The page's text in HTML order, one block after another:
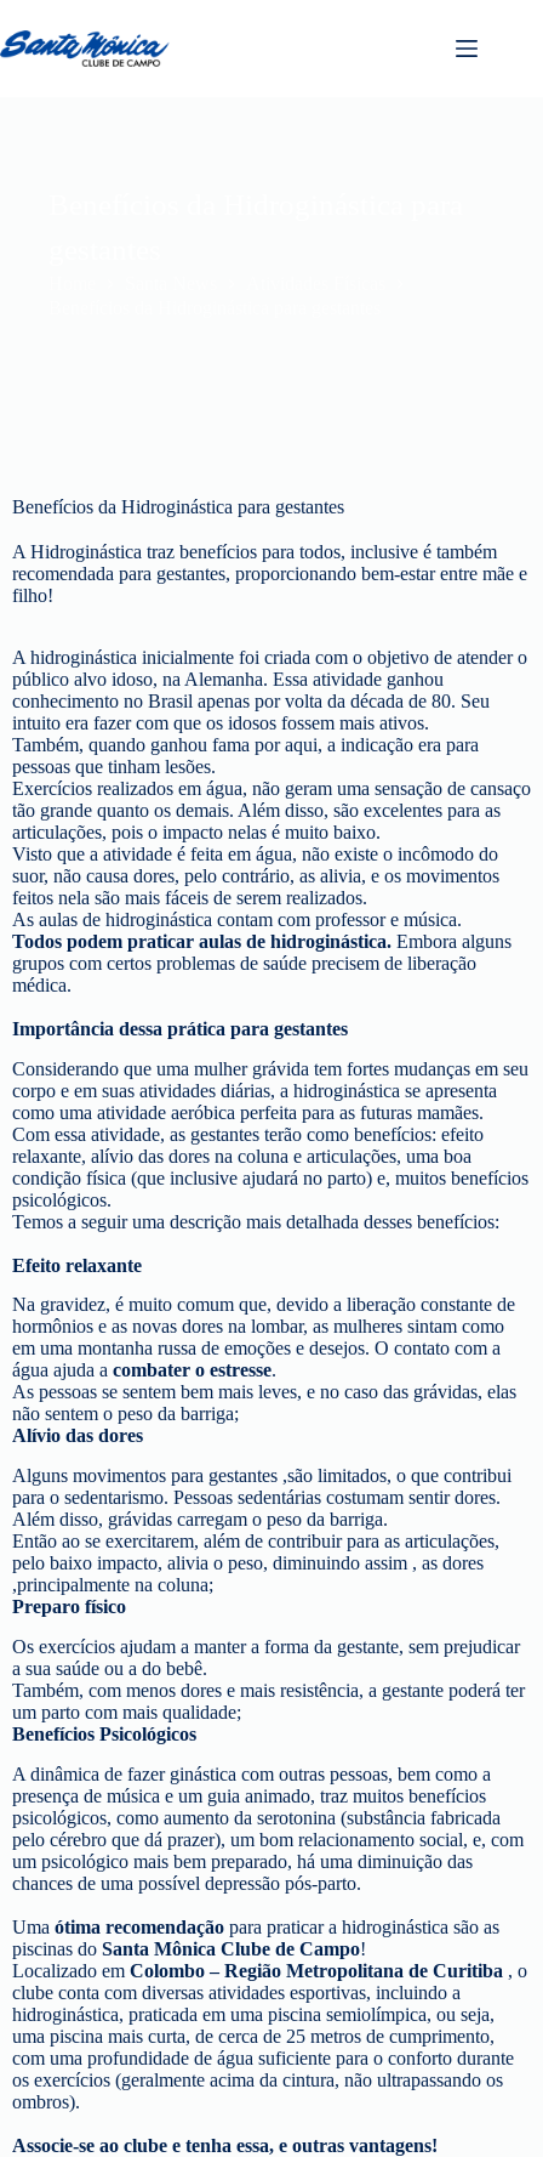
Benefícios da Hidroginástica para gestantes
A Hidroginástica traz benefícios para todos, inclusive é também
recomendada para gestantes, proporcionando bem-estar entre mãe e
filho!
A hidroginástica inicialmente foi criada com o objetivo de atender o
público alvo idoso, na Alemanha. Essa atividade ganhou
conhecimento no Brasil apenas por volta da década de 80. Seu
intuito era fazer com que os idosos fossem mais ativos.
Também, quando ganhou fama por aqui, a indicação era para
pessoas que tinham lesões.
Exercícios realizados em água, não geram uma sensação de cansaço
tão grande quanto os demais. Além disso, são excelentes para as
articulações, pois o impacto nelas é muito baixo.
Visto que a atividade é feita em água, não existe o incômodo do
suor, não causa dores, pelo contrário, as alivia, e os movimentos
feitos nela são mais fáceis de serem realizados.
As aulas de hidroginástica contam com professor e música.
Todos podem praticar aulas de hidroginástica. Embora alguns
grupos com certos problemas de saúde precisem de liberação
médica.
Importância dessa prática para gestantes
Considerando que uma mulher grávida tem fortes mudanças em seu
corpo e em suas atividades diárias, a hidroginástica se apresenta
como uma atividade aeróbica perfeita para as futuras mamães.
Com essa atividade, as gestantes terão como benefícios: efeito
relaxante, alívio das dores na coluna e articulações, uma boa
condição física (que inclusive ajudará no parto) e, muitos benefícios
psicológicos.
Temos a seguir uma descrição mais detalhada desses benefícios:
Efeito relaxante
Na gravidez, é muito comum que, devido a liberação constante de
hormônios e as novas dores na lombar, as mulheres sintam como
em uma montanha russa de emoções e desejos. O contato com a
água ajuda a combater o estresse.
As pessoas se sentem bem mais leves, e no caso das grávidas, elas
não sentem o peso da barriga;
Alívio das dores
Alguns movimentos para gestantes ,são limitados, o que contribui
para o sedentarismo. Pessoas sedentárias costumam sentir dores.
Além disso, grávidas carregam o peso da barriga.
Então ao se exercitarem, além de contribuir para as articulações,
pelo baixo impacto, alivia o peso, diminuindo assim , as dores
,principalmente na coluna;
Preparo físico
Os exercícios ajudam a manter a forma da gestante, sem prejudicar
a sua saúde ou a do bebê.
Também, com menos dores e mais resistência, a gestante poderá ter
um parto com mais qualidade;
Benefícios Psicológicos
A dinâmica de fazer ginástica com outras pessoas, bem como a
presença de música e um guia animado, traz muitos benefícios
psicológicos, como aumento da serotonina (substância fabricada
pelo cérebro que dá prazer), um bom relacionamento social, e, com
um psicológico mais bem preparado, há uma diminuição das
chances de uma possível depressão pós-parto.
Uma ótima recomendação para praticar a hidroginástica são as
piscinas do Santa Mônica Clube de Campo!
Localizado em Colombo – Região Metropolitana de Curitiba , o
clube conta com diversas atividades esportivas, incluindo a
hidroginástica, praticada em uma piscina semiolímpica, ou seja,
uma piscina mais curta, de cerca de 25 metros de cumprimento,
com uma profundidade de água suficiente para o conforto durante
os exercícios (geralmente acima da cintura, não ultrapassando os
ombros).
Associe-se ao clube e tenha essa, e outras vantagens!